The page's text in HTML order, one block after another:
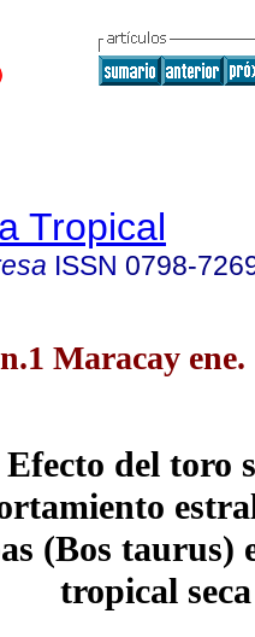
Tropical
ISSN 0798-
Maracay ene.
Efecto del toro
(Bos taurus)
tropical seca